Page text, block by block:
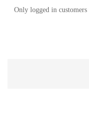
Only logged in